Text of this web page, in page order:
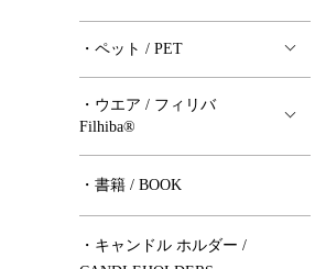
・ペット / PET
・ウエア / フィリバ
Filhiba®︎
・書籍 / BOOK
・キャンドル ホルダー /